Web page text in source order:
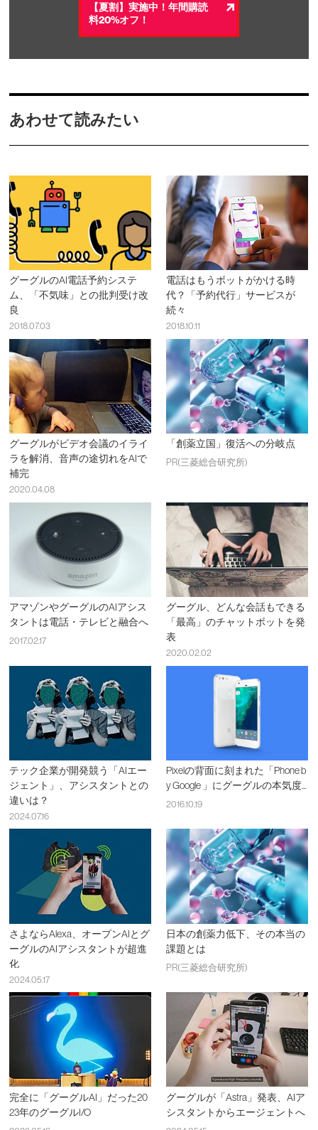
【夏割】実施中！年間購読
料20%オフ！
あわせて読みたい
グーグルのAI電話予約システ
ム、「不気味」との批判受け改
良
2018.07.03
電話はもうボットがかける時
代？「予約代行」サービスが
続々
2018.10.11
グーグルがビデオ会議のイライ
ラを解消、音声の途切れをAIで
補完
2020.04.08
「創薬立国」復活への分岐点
PR(三菱総合研究所)
アマゾンやグーグルのAIアシス
タントは電話・テレビと融合へ
2017.02.17
グーグル、どんな会話もできる
「最高」のチャットボットを発
表
2020.02.02
テック企業が開発競う「AIエー
ジェント」、アシスタントとの
違いは？
2024.07.16
Pixelの背面に刻まれた「Phone b
y Google 」にグーグルの本気度...
2016.10.19
さよならAlexa、オープンAIとグ
ーグルのAIアシスタントが超進
化
2024.05.17
日本の創薬力低下、その本当の
課題とは
PR(三菱総合研究所)
完全に「グーグルAI」だった20
23年のグーグルI/O
グーグルが「Astra」発表、AIア
シスタントからエージェントへ